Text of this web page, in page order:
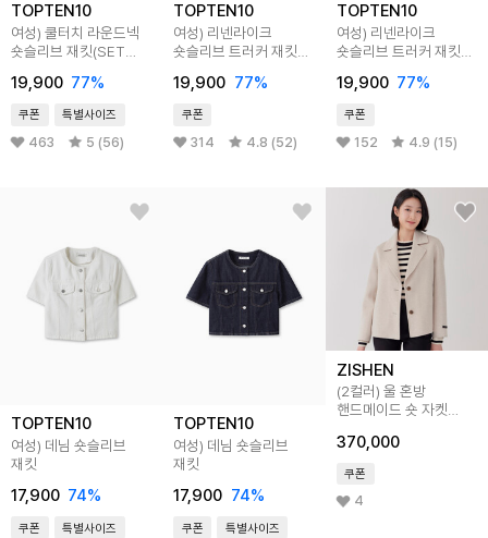
TOPTEN10
여성) 쿨터치 라운드넥
숏슬리브 재킷(SET
19,900 77%
쿠폰 특별사이즈
463 5 (56)
TOPTEN10
여성) 리넨라이크
숏슬리브 트러커 재킷
19,900 77%
쿠폰
314 4.8 (52)
TOPTEN10
여성) 리넨라이크
숏슬리브 트러커 재킷
19,900 77%
쿠폰
152 4.9 (15)
TOPTEN10
여성) 데님 숏슬리브
재킷
17,900 74%
쿠폰 특별사이즈
TOPTEN10
여성) 데님 숏슬리브
재킷
17,900 74%
쿠폰 특별사이즈
ZISHEN
(2컬러) 울 혼방
핸드메이드 숏 자켓
370,000
쿠폰
4